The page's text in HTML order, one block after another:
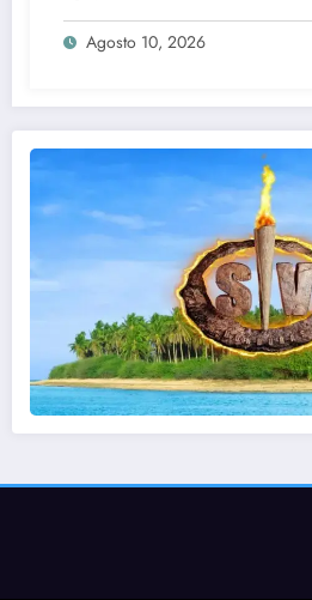
Agosto 10, 2026